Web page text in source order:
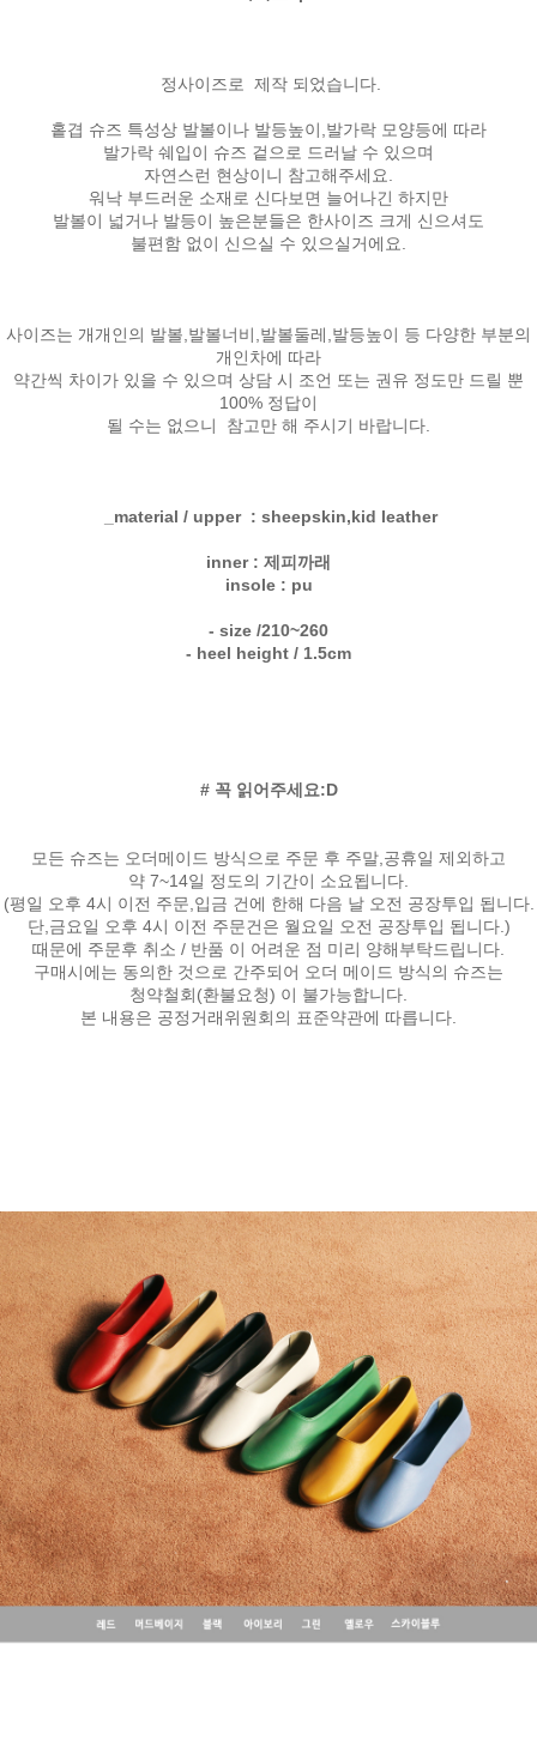
정사이즈로 제작 되었습니다.
홑겹 슈즈 특성상 발볼이나 발등높이,발가락 모양등에 따라
발가락 쉐입이 슈즈 겉으로 드러날 수 있으며
자연스런 현상이니 참고해주세요.
워낙 부드러운 소재로 신다보면 늘어나긴 하지만
발볼이 넓거나 발등이 높은분들은 한사이즈 크게 신으셔도
불편함 없이 신으실 수 있으실거에요.
사이즈는 개개인의 발볼,발볼너비,발볼둘레,발등높이 등 다양한 부분의
개인차에 따라
약간씩 차이가 있을 수 있으며 상담 시 조언 또는 권유 정도만 드릴 뿐
100% 정답이
될 수는 없으니 참고만 해 주시기 바랍니다.
_material / upper : sheepskin,kid leather
inner : 제피까래
insole : pu
- size /210~260
- heel height / 1.5cm
# 꼭 읽어주세요:D
모든 슈즈는 오더메이드 방식으로 주문 후 주말,공휴일 제외하고
약 7~14일 정도의 기간이 소요됩니다.
(평일 오후 4시 이전 주문,입금 건에 한해 다음 날 오전 공장투입 됩니다.
단,금요일 오후 4시 이전 주문건은 월요일 오전 공장투입 됩니다.)
때문에 주문후 취소 / 반품 이 어려운 점 미리 양해부탁드립니다.
구매시에는 동의한 것으로 간주되어 오더 메이드 방식의 슈즈는
청약철회(환불요청) 이 불가능합니다.
본 내용은 공정거래위원회의 표준약관에 따릅니다.